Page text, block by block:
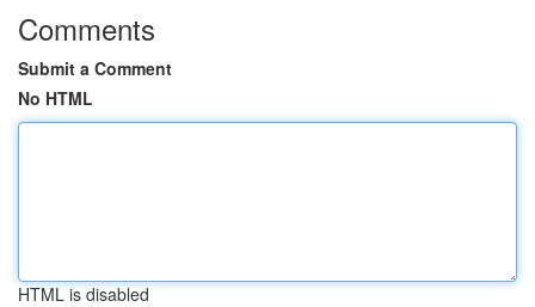
Comments
Submit a Comment
No HTML
HTML is disabled